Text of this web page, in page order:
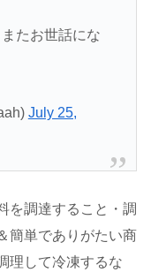
たお世話にな
July 25,
を調達すること・調
簡単でありがたい商
理して冷凍するな